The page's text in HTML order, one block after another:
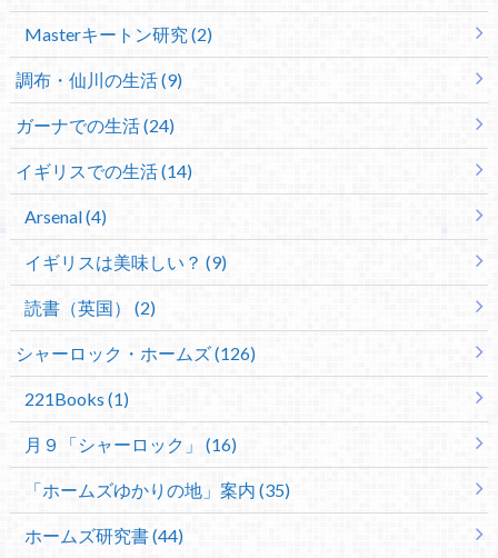
Masterキートン研究 (2)
調布・仙川の生活 (9)
ガーナでの生活 (24)
イギリスでの生活 (14)
Arsenal (4)
イギリスは美味しい？ (9)
読書（英国） (2)
シャーロック・ホームズ (126)
221Books (1)
月９「シャーロック」 (16)
「ホームズゆかりの地」案内 (35)
ホームズ研究書 (44)